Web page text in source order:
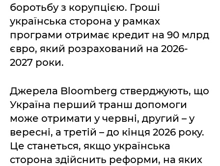
боротьбу з корупцією. Гроші
українська сторона у рамках
програми отримає кредит на 90 млрд
євро, який розрахований на 2026-
2027 роки.
Джерела Bloomberg стверджують, що
Україна перший транш допомоги
може отримати у червні, другий – у
вересні, а третій – до кінця 2026 року.
Це станеться, якщо українська
сторона здійснить реформи, на яких